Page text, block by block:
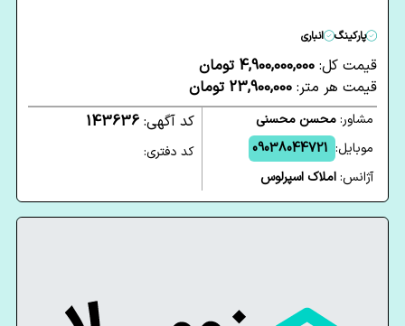
پارکینگ انباری
قیمت کل: 4,900,000,000 تومان
قیمت هر متر: 23,900,000 تومان
مشاور:محسن محسنی
موبایل: 09038044721
آژانس:املاک اسپرلوس
کد آگهی: 143636
کد دفتری: